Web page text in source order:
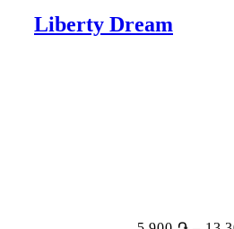
Liberty Dream